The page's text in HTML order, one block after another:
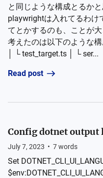
と同じような構成とるか
playwrightは入れてるわけ
てとかするのも、ことが
考えたのは以下のような
│ └ test_target.ts │ └ ser...
Read post
Config dotnet output
July 7, 2023 • 7words
Set